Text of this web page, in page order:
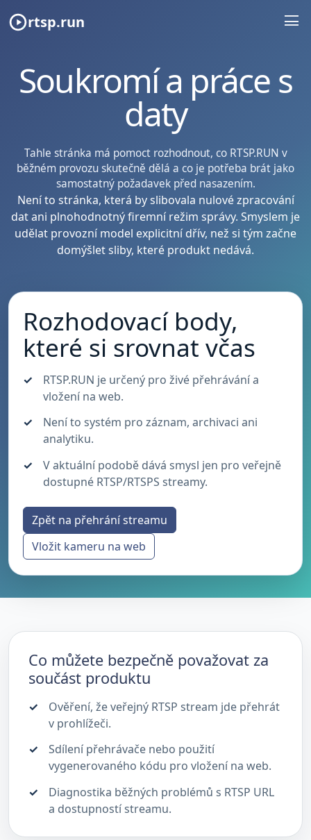
rtsp.run
Soukromí a práce s
daty
Tahle stránka má pomoct rozhodnout, co RTSP.RUN v
běžném provozu skutečně dělá a co je potřeba brát jako
samostatný požadavek před nasazením.
Není to stránka, která by slibovala nulové zpracování
dat ani plnohodnotný firemní režim správy. Smyslem je
udělat provozní model explicitní dřív, než si tým začne
domýšlet sliby, které produkt nedává.
Rozhodovací body,
které si srovnat včas
RTSP.RUN je určený pro živé přehrávání a
vložení na web.
Není to systém pro záznam, archivaci ani
analytiku.
V aktuální podobě dává smysl jen pro veřejně
dostupné RTSP/RTSPS streamy.
Zpět na přehrání streamu
Vložit kameru na web
Co můžete bezpečně považovat za
součást produktu
Ověření, že veřejný RTSP stream jde přehrát
v prohlížeči.
Sdílení přehrávače nebo použití
vygenerovaného kódu pro vložení na web.
Diagnostika běžných problémů s RTSP URL
a dostupností streamu.